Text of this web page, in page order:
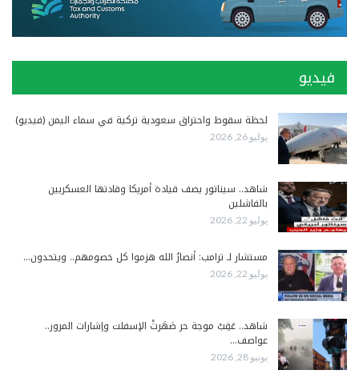
فيديو
لحظة سقوط واحتراق سعودية تركية في سماء اليمن (فيديو)
يوليو 26, 2026
شاهد.. سيناتور يصف قيادة أمريكا وقادتها العسكريين
بالفاشلين
يوليو 22, 2026
مستشار لـ ترامب: أنصارُ الله هزموا كل خصومهم.. ويتحدون…
يوليو 22, 2026
شاهد.. عَقِبْ موجة حر صَهَرتْ الإسفلت وإشارات المرور..
عواصف…
يونيو 28, 2026